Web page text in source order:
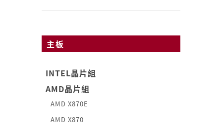
主板
INTEL晶片組
AMD晶片組
AMD X870E
AMD X870